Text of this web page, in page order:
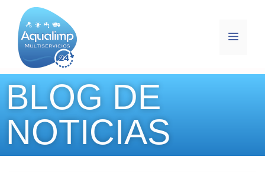
BLOG DE
NOTICIAS